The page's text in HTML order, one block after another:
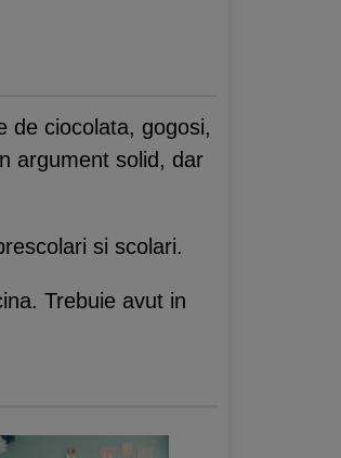
de ciocolata, gogosi,
argument solid, dar
si scolari.
Trebuie avut in